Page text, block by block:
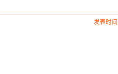
发表时